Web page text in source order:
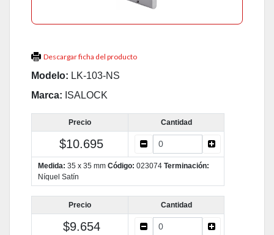
Descargar ficha del producto
Modelo: LK-103-NS
Marca: ISALOCK
Precio Cantidad
$10.695
Medida: 35 x 35 mm Código: 023074 Terminación:
Níquel Satín
Precio Cantidad
$9.654